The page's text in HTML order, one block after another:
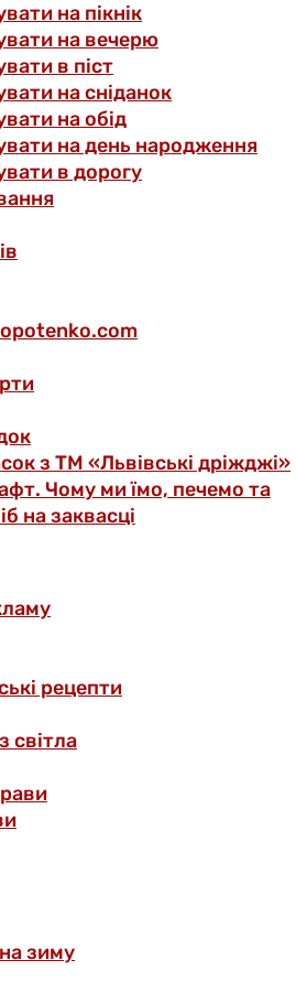
на пікнік
на вечерю
в піст
на сніданок
на обід
на день народження
в дорогу
з ТМ «Львівські дріжджі»
Чому ми їмо, печемо та
на заквасці
рецепти
світла
зиму